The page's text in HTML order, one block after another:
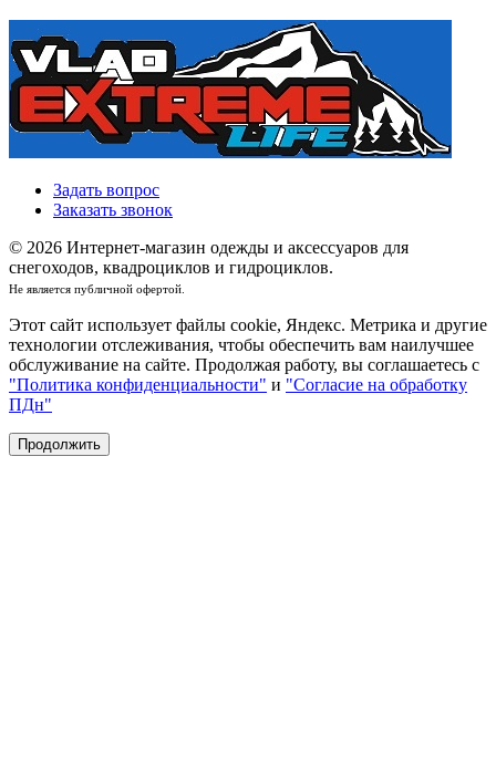
Задать вопрос
Заказать звонок
© 2026 Интернет-магазин одежды и аксессуаров для
снегоходов, квадроциклов и гидроциклов.
Не является публичной офертой.
Этот сайт использует файлы cookie, Яндекс. Метрика и другие
технологии отслеживания, чтобы обеспечить вам наилучшее
обслуживание на сайте. Продолжая работу, вы соглашаетесь с
"Политика конфиденциальности" и "Согласие на обработку
ПДн"
Продолжить